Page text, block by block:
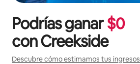
Podrías ganar$0
conCreekside
Descubre cómo estimamos tus ingresos